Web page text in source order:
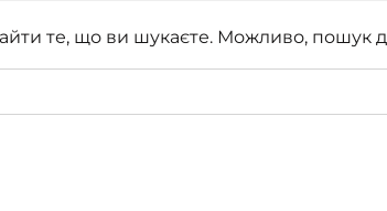
те, що ви шукаєте. Можливо, пошук